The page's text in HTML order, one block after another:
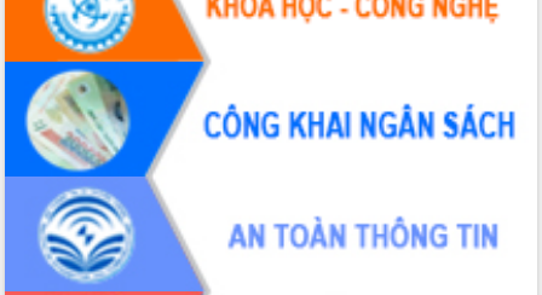
Bệnh án điện tử thúc đẩy chuyển đổi
số y tế tại Đắk Lắk
Chuyển đổi số thư viện: Mở rộng
không gian tri thức trong thời đại số
Đánh giá, rút kinh nghiệm công tác tổ
chức diễn tập trước ngày bầu cử
Chương trình “Gặp gỡ hữu nghị –
Friendship Meeting New Year 2026”
Bầu cử Quốc hội và HĐND: Cử tri Đắk
Lắk gửi gắm niềm tin, kỳ vọng vào lá